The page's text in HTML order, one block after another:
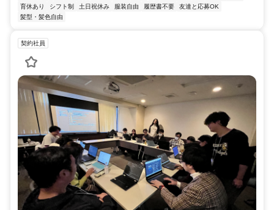
育休あり
シフト制 土日祝休み 服装自由 履歴書不要
友達と応募OK
髪型・髪色自由
契約社員